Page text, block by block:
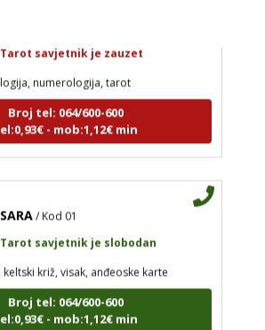
numerologija, tarot
Broj tel: 064/600-600
tel:0,93€ - mob:1,12€ min
križ, visak, anđeoske karte
Broj tel: 064/600-600
tel:0,93€ - mob:1,12€ min